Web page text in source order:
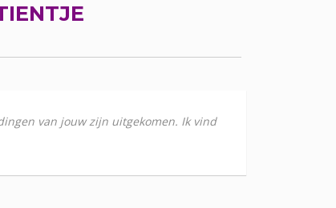
van jouw zijn uitgekomen. Ik vind